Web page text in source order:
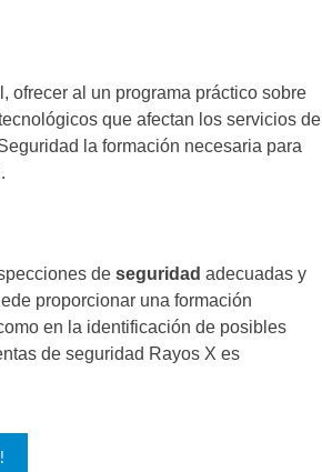
ofrecer al un programa práctico sobre
que afectan los servicios de
la formación necesaria para
de seguridad adecuadas y
proporcionar una formación
en la identificación de posibles
de seguridad Rayos X es